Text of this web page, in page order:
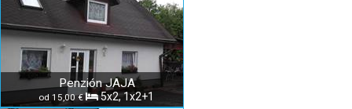
Penzión JAJA
od 15,00 € 5x2, 1x2+1